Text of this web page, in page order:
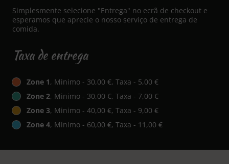
Simplesmente selecione "Entrega" no ecrã de checkout e
esperamos que aprecie o nosso serviço de entrega de
comida.
Taxa de entrega
Zone 1, Minimo - 30,00 €, Taxa - 5,00 €
Zone 2, Minimo - 30,00 €, Taxa - 7,00 €
Zone 3, Minimo - 40,00 €, Taxa - 9,00 €
Zone 4, Minimo - 60,00 €, Taxa - 11,00 €